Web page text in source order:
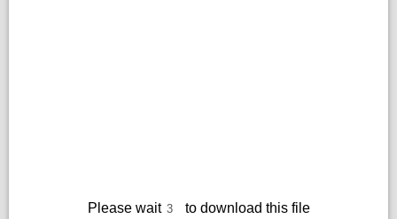
Please wait to download this file